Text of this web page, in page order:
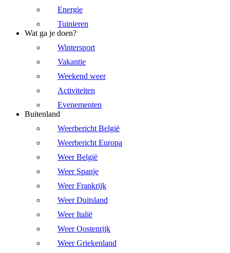
Energie
Tuinieren
Wat ga je doen?
Wintersport
Vakantie
Weekend weer
Activiteiten
Evenementen
Buitenland
Weerbericht België
Weerbericht Europa
Weer België
Weer Spanje
Weer Frankrijk
Weer Duitsland
Weer Italië
Weer Oostenrijk
Weer Griekenland